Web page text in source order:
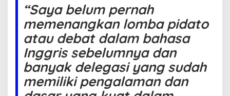
“Saya belum pernah
memenangkan lomba pidato
atau debat dalam bahasa
Inggris sebelumnya dan
banyak delegasi yang sudah
memiliki pengalaman dan